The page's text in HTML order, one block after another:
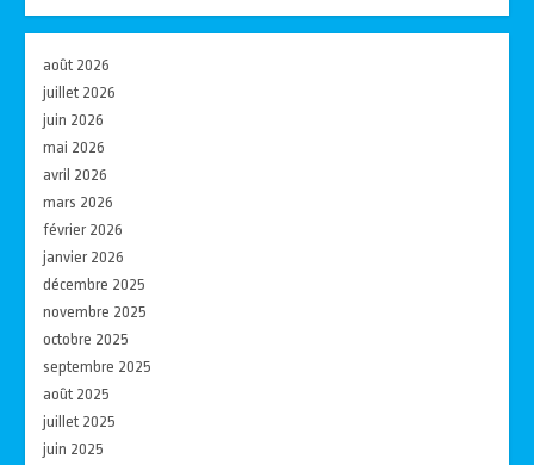
août 2026
juillet 2026
juin 2026
mai 2026
avril 2026
mars 2026
février 2026
janvier 2026
décembre 2025
novembre 2025
octobre 2025
septembre 2025
août 2025
juillet 2025
juin 2025